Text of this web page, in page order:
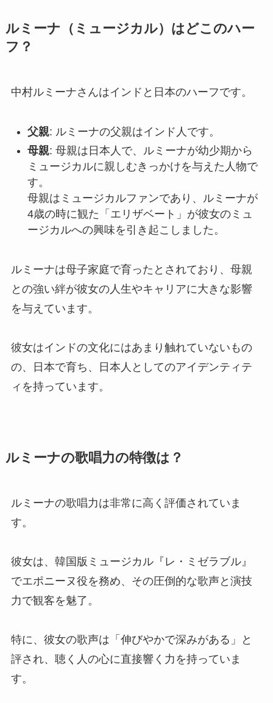
ルミーナ（ミュージカル）はどこのハー
フ？
中村ルミーナさんはインドと日本のハーフです。
父親: ルミーナの父親はインド人です。
母親: 母親は日本人で、ルミーナが幼少期から
ミュージカルに親しむきっかけを与えた人物で
す。
母親はミュージカルファンであり、ルミーナが
4歳の時に観た「エリザベート」が彼女のミュ
ージカルへの興味を引き起こしました。
ルミーナは母子家庭で育ったとされており、母親
との強い絆が彼女の人生やキャリアに大きな影響
を与えています。
彼女はインドの文化にはあまり触れていないもの
の、日本で育ち、日本人としてのアイデンティテ
ィを持っています。
ルミーナの歌唱力の特徴は？
ルミーナの歌唱力は非常に高く評価されていま
す。
彼女は、韓国版ミュージカル『レ・ミゼラブル』
でエポニーヌ役を務め、その圧倒的な歌声と演技
力で観客を魅了。
特に、彼女の歌声は「伸びやかで深みがある」と
評され、聴く人の心に直接響く力を持っていま
す。